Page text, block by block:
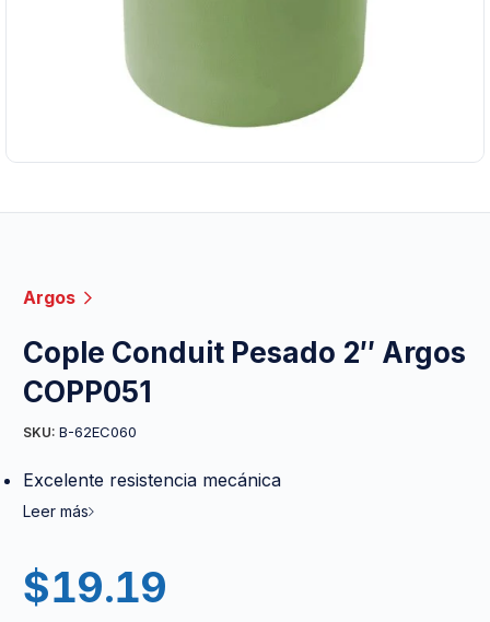
Argos
Cople Conduit Pesado 2″ Argos
COPP051
SKU: B-62EC060
Excelente resistencia mecánica
Leer más
$19.19